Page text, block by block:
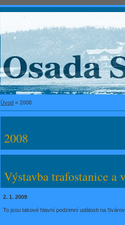
Úvod » 2008
2008
Výstavba trafostanice a
2. 1. 2009
To jsou takové hlavní podzimní události na